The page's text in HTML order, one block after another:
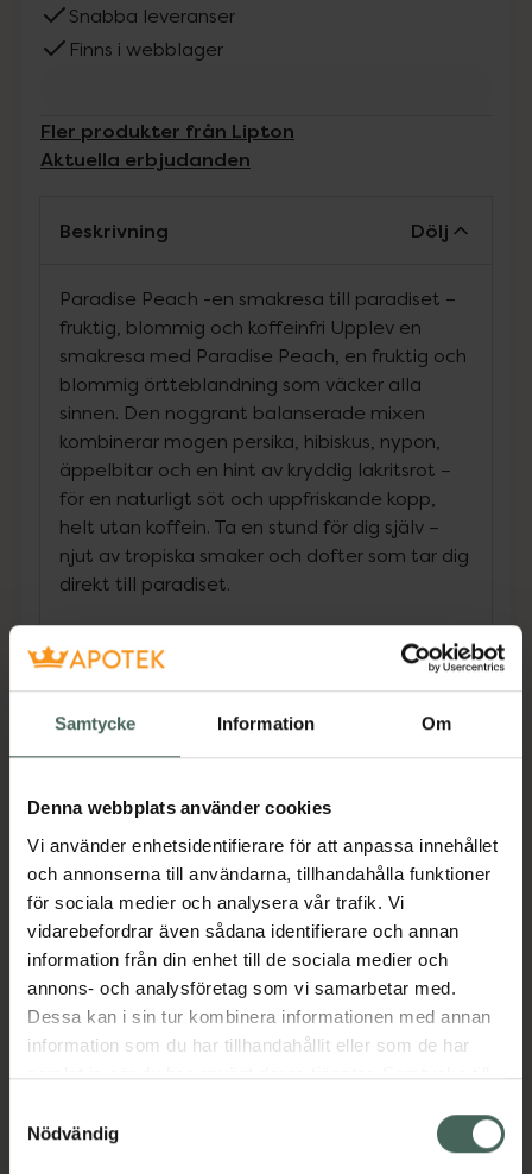
Samtycke Information Om
Denna webbplats använder cookies
Vi använder enhetsidentifierare för att anpassa innehållet
och annonserna till användarna, tillhandahålla funktioner
för sociala medier och analysera vår trafik. Vi
vidarebefordrar även sådana identifierare och annan
information från din enhet till de sociala medier och
annons- och analysföretag som vi samarbetar med.
Dessa kan i sin tur kombinera informationen med annan
information som du har tillhandahållit eller som de har
samlat in när du har använt deras tjänster. Samtycke till
återkalla ditt samtycke via webbplatsens
cookieinställningar. Ett återkallat samtycke påverkar inte
Nödvändig
Snabba leveranser
Finns i webblager
Fler produkter från Lipton
Aktuella erbjudanden
Beskrivning Dölj
Paradise Peach -en smakresa till paradiset –
fruktig, blommig och koffeinfri Upplev en
smakresa med Paradise Peach, en fruktig och
blommig örtteblandning som väcker alla
sinnen. Den noggrant balanserade mixen
kombinerar mogen persika, hibiskus, nypon,
äppelbitar och en hint av kryddig lakritsrot –
för en naturligt söt och uppfriskande kopp,
helt utan koffein. Ta en stund för dig själv –
njut av tropiska smaker och dofter som tar dig
direkt till paradiset.
• FÖRGYLL DIN DAG: Fruktiga toner av
persika, äpple och hibiskus skapar en exotisk
smakupplevelse.
• NJUT NÄR SOM HELST: Paradise Peach
eller natten, varmt eller över is.
• FYLLIGT OCH AROMATISKT: Naturligt
koffeinfritt örtte med perfekt balanserade
smaker och ljuvliga aromer
• UTAN ARTIFICIELLA SÖTNINGSMEDEL:
dessa frukt- och örtte-påsar innehåller varken
tillsatt socker eller artificiella sötningsmedel
• ENKELT ATT BRYGGA: Låt tepåsarna dra i 3–
5 minuter i 100 °C (kokande vatten) för en
• ETT VARUMÄRKE SOM VÄRLDEN LITAR PÅ: